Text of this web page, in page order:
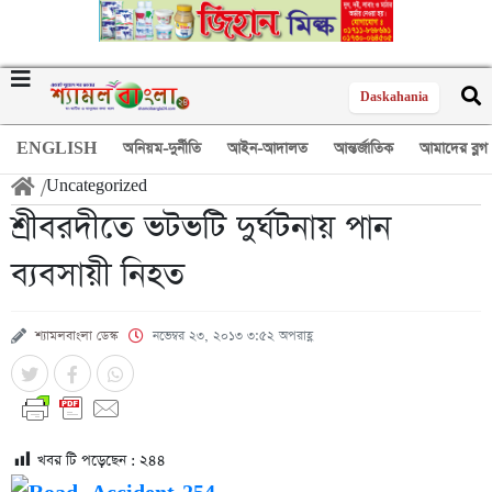
Daskahania
ENGLISH অনিয়ম-দুর্নীতি আইন-আদালত আন্তর্জাতিক আমাদের ব্লগ
/Uncategorized
শ্রীবরদীতে ভটভটি দুর্ঘটনায় পান
ব্যবসায়ী নিহত
শ্যামলবাংলা ডেস্ক নভেম্বর ২৩, ২০১৩ ৩:৫২ অপরাহ্ণ
খবর টি পড়েছেন : ২৪৪